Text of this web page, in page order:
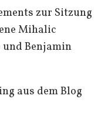
zur Sitzung
Mihalic
und Benjamin
aus dem Blog